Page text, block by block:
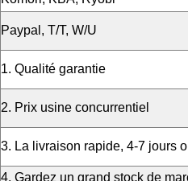
Paypal, T/T, W/U
1. Qualité garantie
2. Prix usine concurrentiel
3. La livraison rapide, 4-7 jours
4. Gardez un grand stock de